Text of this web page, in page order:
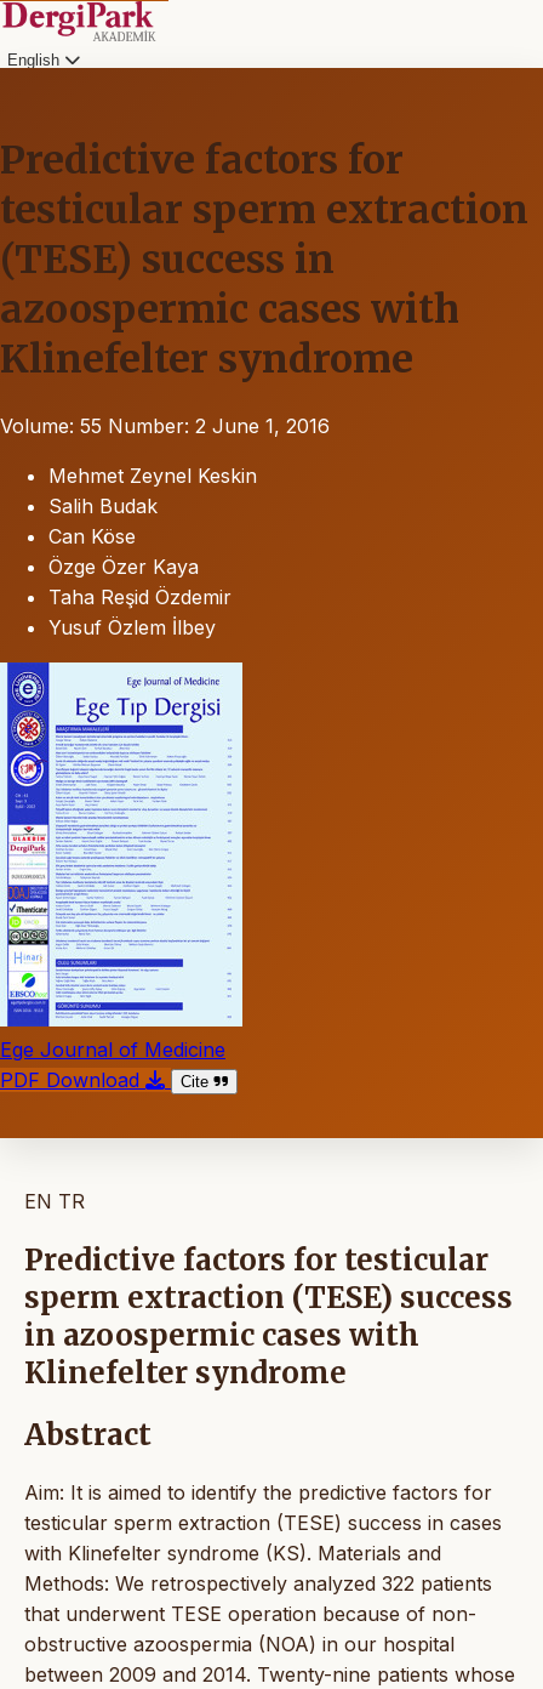
English
Predictive factors for
testicular sperm extraction
(TESE) success in
azoospermic cases with
Klinefelter syndrome
Volume: 55 Number: 2 June 1, 2016
Mehmet Zeynel Keskin
Salih Budak
Can Köse
Özge Özer Kaya
Taha Reşid Özdemir
Yusuf Özlem İlbey
Ege Journal of Medicine
PDF Download
Cite
EN TR
Predictive factors for testicular
sperm extraction (TESE) success
in azoospermic cases with
Klinefelter syndrome
Abstract
Aim: It is aimed to identify the predictive factors for
testicular sperm extraction (TESE) success in cases
with Klinefelter syndrome (KS). Materials and
Methods: We retrospectively analyzed 322 patients
that underwent TESE operation because of non-
obstructive azoospermia (NOA) in our hospital
between 2009 and 2014. Twenty-nine patients whose